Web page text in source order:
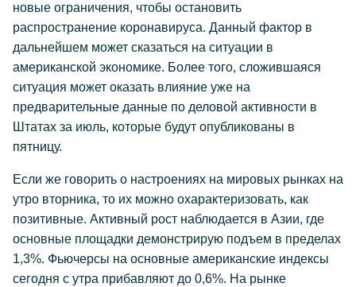
новые ограничения, чтобы остановить
распространение коронавируса. Данный фактор в
дальнейшем может сказаться на ситуации в
американской экономике. Более того, сложившаяся
ситуация может оказать влияние уже на
предварительные данные по деловой активности в
Штатах за июль, которые будут опубликованы в
пятницу.
Если же говорить о настроениях на мировых рынках на
утро вторника, то их можно охарактеризовать, как
позитивные. Активный рост наблюдается в Азии, где
основные площадки демонстрирую подъем в пределах
1,3%. Фьючерсы на основные американские индексы
сегодня с утра прибавляют до 0,6%. На рынке